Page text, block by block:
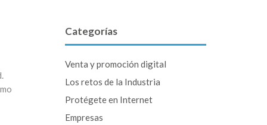
Categorías
Venta y promoción digital
Los retos de la Industria
Protégete en Internet
Empresas